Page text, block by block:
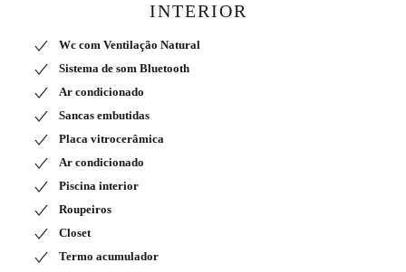
INTERIOR
Wc com Ventilação Natural
Sistema de som Bluetooth
Ar condicionado
Sancas embutidas
Placa vitrocerâmica
Ar condicionado
Piscina interior
Roupeiros
Closet
Termo acumulador